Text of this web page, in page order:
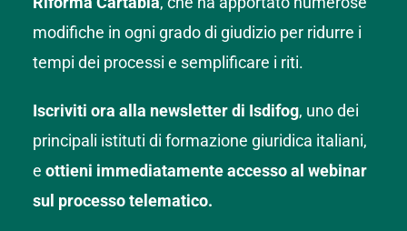
modifiche in ogni grado di giudizio per ridurre i
tempi dei processi e semplificare i riti.
Iscriviti ora alla newsletter di Isdifog, uno dei
principali istituti di formazione giuridica italiani,
e ottieni immediatamente accesso al webinar
sul processo telematico.